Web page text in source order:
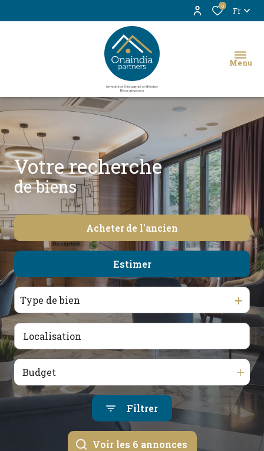
0 Fr
Menu
Votre recherche
de biens
Acheterde l'ancien
De l'immo pro
Estimer
Type de bien
Budget
Filtrer
Voir les 6 annonces